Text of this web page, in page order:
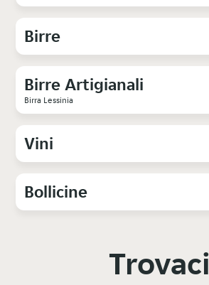
Birre
Birre Artigianali
Birra Lessinia
Vini
Bollicine
Trovaci